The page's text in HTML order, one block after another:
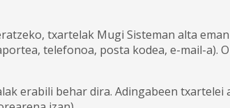
txartelak Mugi Sisteman alta
telefonoa, posta kodea, e-mail-a).
erabili behar dira. Adingabeen txartelei